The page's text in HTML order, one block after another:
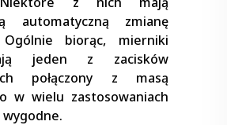
automatyczną zmianę
Ogólnie biorąc, mierniki
jeden z zacisków
połączony z masą
w wielu zastosowaniach